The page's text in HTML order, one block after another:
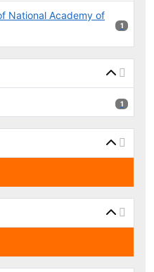
National Academy of
1
1
1
1